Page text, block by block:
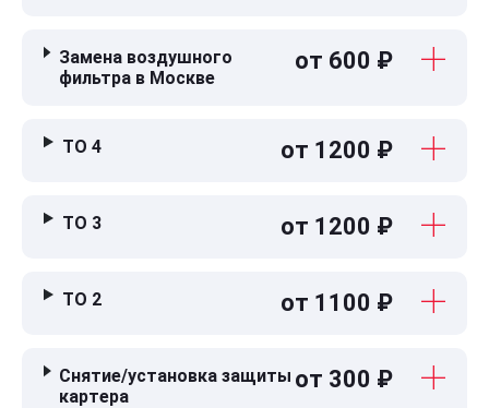
Замена воздушного
фильтра в Москве
от 600 ₽
ТО 4 от 1200 ₽
ТО 3 от 1200 ₽
ТО 2 от 1100 ₽
Снятие/установка защиты
картера
от 300 ₽